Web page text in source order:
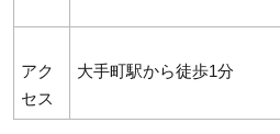
アク
セス
大手町駅から徒歩1分